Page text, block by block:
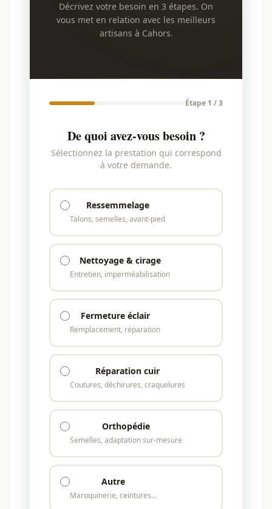
Décrivez votre besoin en 3 étapes. On
vous met en relation avec les meilleurs
artisans à Cahors.
Étape 1 / 3
De quoi avez-vous besoin ?
Sélectionnez la prestation qui correspond
à votre demande.
Ressemmelage
Talons, semelles, avant-pied
Nettoyage & cirage
Entretien, imperméabilisation
Fermeture éclair
Remplacement, réparation
Réparation cuir
Coutures, déchirures, craquelures
Orthopédie
Semelles, adaptation sur-mesure
Autre
Maroquinerie, ceintures…